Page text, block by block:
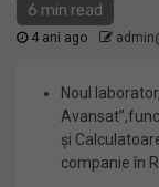
6 min read
4 ani ago
Noul
și
companie în